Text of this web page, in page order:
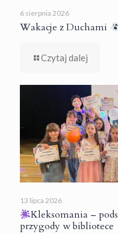
6 sierpnia 2026
Wakacje z Duchami
Czytaj dalej
13 lipca 2026
Kleksomania –
przygody w bibliotece